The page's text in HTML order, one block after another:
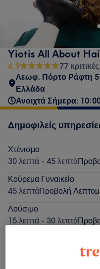
Yiotis All About
4,9
77 κριτικές
Λεωφ. Πόρτο Ράφτη
Ελλάδα
Ανοιχτά Σήμερα:
Δημοφιλείς
Χτένισμα
30 λεπτά - 45 λεπτά
Κούρεμα Γυναικείο
45 λεπτάΠροβολή
Λούσιμο
15 λεπτά - 30 λεπτά
Προβολή